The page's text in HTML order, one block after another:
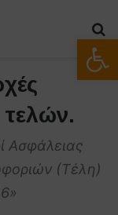
Ασφάλειας
(Τέλη)